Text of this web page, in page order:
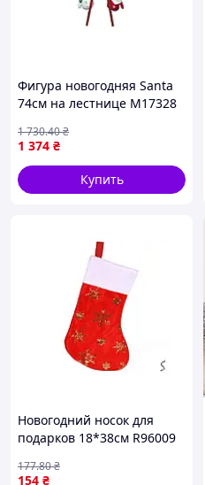
Фигура новогодняя Santa
74см на лестнице M17328
1 374 ₴
1 730.40₴
Купить
Новогодний носок для
подарков 18*38см R96009
154 ₴
177.80₴